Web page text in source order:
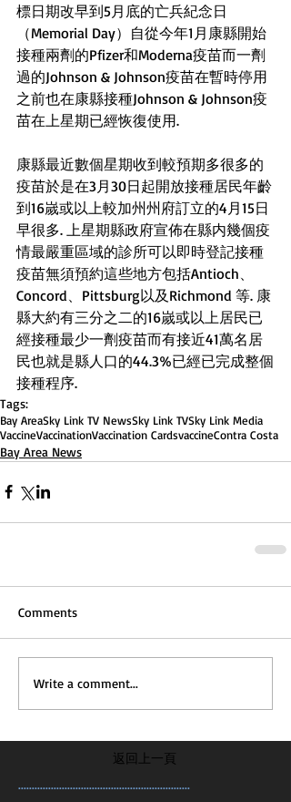
標日期改早到5月底的亡兵紀念日
（Memorial Day）自從今年1月康縣開始
接種兩劑的Pfizer和Moderna疫苗而一劑
過的Johnson & Johnson疫苗在暫時停用
之前也在康縣接種Johnson & Johnson疫
苗在上星期已經恢復使用.
康縣最近數個星期收到較預期多很多的
疫苗於是在3月30日起開放接種居民年齡
到16嵗或以上較加州州府訂立的4月15日
早很多. 上星期縣政府宣佈在縣内幾個疫
情最嚴重區域的診所可以即時登記接種
疫苗無須預約這些地方包括Antioch、
Concord、Pittsburg以及Richmond 等. 康
縣大約有三分之二的16嵗或以上居民已
經接種最少一劑疫苗而有接近41萬名居
民也就是縣人口的44.3%已經已完成整個
接種程序.
Tags:
Bay AreaSky Link TV NewsSky Link TVSky Link Media
VaccineVaccinationVaccination CardsvaccineContra Costa
Bay Area News
Comments
Write a comment...
返回上一頁
...............................................................